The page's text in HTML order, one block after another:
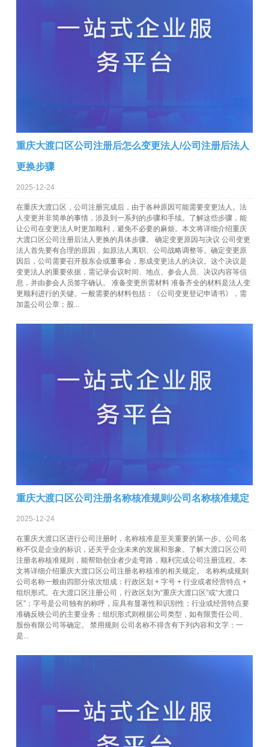
重庆大渡口区公司注册后怎么变更法人/公司注册后法人
更换步骤
2025-12-24
在重庆大渡口区，公司注册完成后，由于各种原因可能需要变更法人。法
人变更并非简单的事情，涉及到一系列的步骤和手续。了解这些步骤，能
让公司在变更法人时更加顺利，避免不必要的麻烦。本文将详细介绍重庆
大渡口区公司注册后法人更换的具体步骤。 确定变更原因与决议 公司变更
法人首先要有合理的原因，如原法人离职、公司战略调整等。确定变更原
因后，公司需要召开股东会或董事会，形成变更法人的决议。这个决议是
变更法人的重要依据，需记录会议时间、地点、参会人员、决议内容等信
息，并由参会人员签字确认。 准备变更所需材料 准备齐全的材料是法人变
更顺利进行的关键。一般需要的材料包括：《公司变更登记申请书》，需
加盖公司公章；股...
重庆大渡口区公司注册名称核准规则/公司名称核准规定
2025-12-24
在重庆大渡口区进行公司注册时，名称核准是至关重要的第一步。公司名
称不仅是企业的标识，还关乎企业未来的发展和形象。了解大渡口区公司
注册名称核准规则，能帮助创业者少走弯路，顺利完成公司注册流程。本
文将详细介绍重庆大渡口区公司注册名称核准的相关规定。 名称构成规则
公司名称一般由四部分依次组成：行政区划 + 字号 + 行业或者经营特点 +
组织形式。在大渡口区注册公司，行政区划为“重庆大渡口区”或“大渡口
区”；字号是公司独有的称呼，应具有显著性和识别性；行业或经营特点要
准确反映公司的主要业务；组织形式则根据公司类型，如有限责任公司、
股份有限公司等确定。 禁用规则 公司名称不得含有下列内容和文字：一
是...